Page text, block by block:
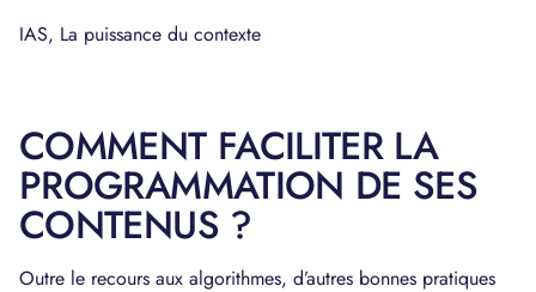
IAS, La puissance du contexte
COMMENT FACILITER LA
PROGRAMMATION DE SES
CONTENUS ?
Outre le recours aux algorithmes, d’autres bonnes pratiques